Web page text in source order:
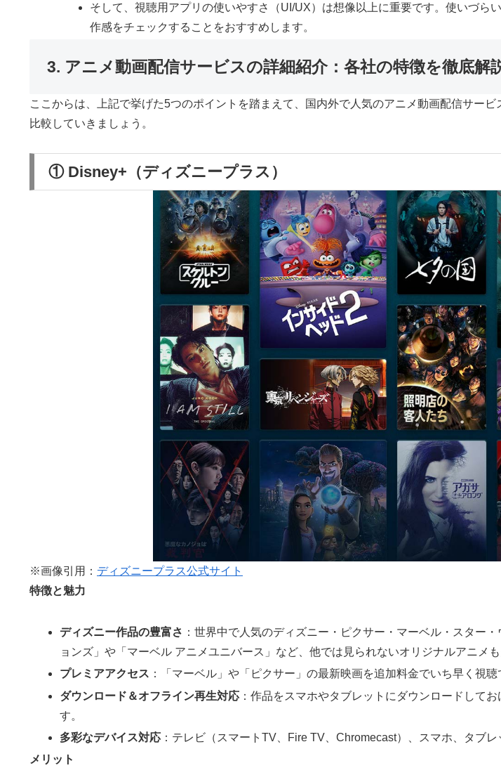
そして、視聴用アプリの使いやすさ（UI/UX）は想像以上に重要です。使いづ
作感をチェックすることをおすすめします。
3. アニメ動画配信サービスの詳細紹介：各社の特徴を徹底解
ここからは、上記で挙げた5つのポイントを踏まえて、国内外で人気のアニメ動画配信サー
比較していきましょう。
① Disney+（ディズニープラス）
※画像引用： ディズニープラス公式サイト
特徴と魅力
ディズニー作品の豊富さ ：世界中で人気のディズニー・ピクサー・マーベル・スター
ョンズ」や「マーベル アニメユニバース」など、他では見られないオリジナルアニメも
プレミアアクセス ：「マーベル」や「ピクサー」の最新映画を追加料金でいち早く視
ダウンロード＆オフライン再生対応 ：作品をスマホやタブレットにダウンロードして
す。
多彩なデバイス対応 ：テレビ（スマートTV、Fire TV、Chromecast）、スマホ、タブ
メリット